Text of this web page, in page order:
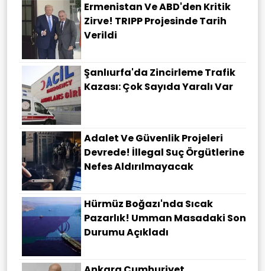
Ermenistan Ve ABD'den Kritik
Zirve! TRIPP Projesinde Tarih
Verildi
Şanlıurfa'da Zincirleme Trafik
Kazası: Çok Sayıda Yaralı Var
Adalet Ve Güvenlik Projeleri
Devrede! İllegal Suç Örgütlerine
Nefes Aldırılmayacak
Hürmüz Boğazı'nda Sıcak
Pazarlık! Umman Masadaki Son
Durumu Açıkladı